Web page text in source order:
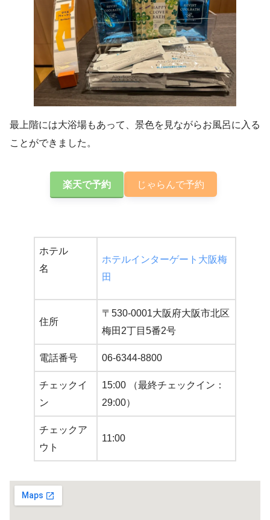
最上階には大浴場もあって、景色を見ながらお風呂に入る
ことができました。
楽天で予約 じゃらんで予約
ホテル
名
ホテルインターゲート大阪梅
田
住所
〒530-0001大阪府大阪市北区
梅田2丁目5番2号
電話番号 06-6344-8800
チェックイ
ン
15:00 （最終チェックイン：
29:00）
チェックア
ウト
11:00